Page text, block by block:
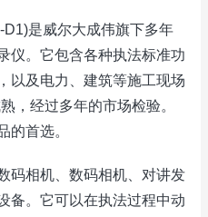
是威尔大成伟旗下多年
仪。它包含各种执法标准功
以及电力、建筑等施工现场
，经过多年的市场检验。
的首选。
码相机、数码相机、对讲发
备。它可以在执法过程中动